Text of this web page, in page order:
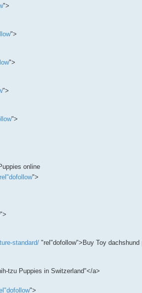
">
">
">
">
">
online
">
standard/ ‎"rel"dofollow">Buy Toy dachshund
tzu Puppies in Switzerland"</a>
">